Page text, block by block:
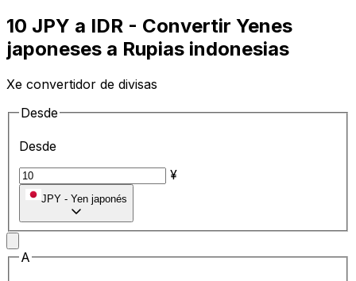
10 JPY a IDR - Convertir Yenes
japoneses a Rupias indonesias
Xe convertidor de divisas
Desde
Desde
¥
JPY - Yen japonés
A